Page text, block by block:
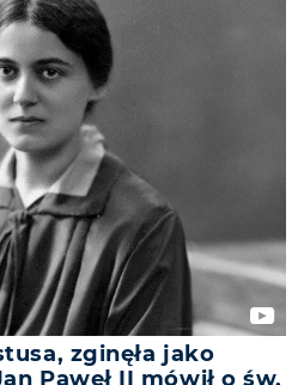
zginęła jako
Paweł II mówił o św.